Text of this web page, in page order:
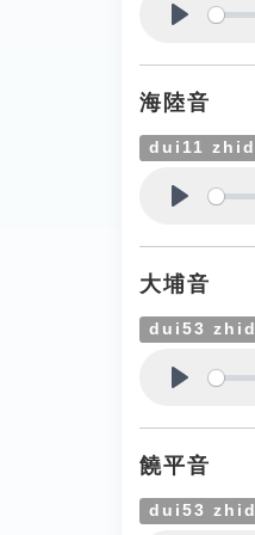
海陸音
dui11
大埔音
dui53
饒平音
dui53